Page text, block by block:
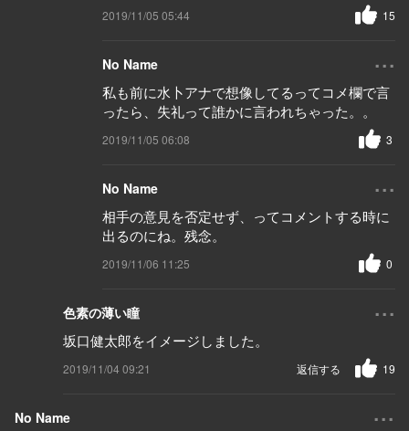
2019/11/05 05:44 15
No Name ...
私も前に水卜アナで想像してるってコメ欄で言
ったら、失礼って誰かに言われちゃった。。
2019/11/05 06:08 3
No Name ...
相手の意見を否定せず、ってコメントする時に
出るのにね。残念。
2019/11/06 11:25 0
色素の薄い瞳 ...
坂口健太郎をイメージしました。
2019/11/04 09:21 19
返信する
No Name ...